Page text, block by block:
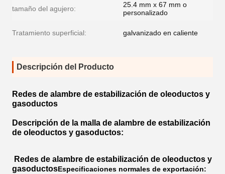
tamaño del agujero:
25.4 mm x 67 mm o
personalizado
Tratamiento superficial: galvanizado en caliente
Descripción del Producto
Redes de alambre de estabilización de oleoductos y
gasoductos
Descripción de la malla de alambre de estabilización
de oleoductos y gasoductos:
Redes de alambre de estabilización de oleoductos y
gasoductosEspecificaciones normales de exportación: